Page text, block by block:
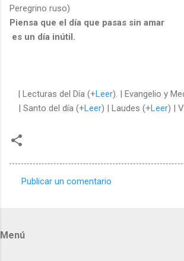
Peregrino ruso)
Piensa que el día que pasas sin amar
es un día inútil.
| Lecturas del Día (+Leer). | Evangelio y
| Santo del día (+Leer) | Laudes (+Leer) |
Publicar un comentario
Menú